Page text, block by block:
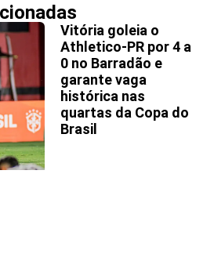
Vitória goleia o
Athletico-PR por 4 a
0 no Barradão e
garante vaga
histórica nas
quartas da Copa do
Brasil